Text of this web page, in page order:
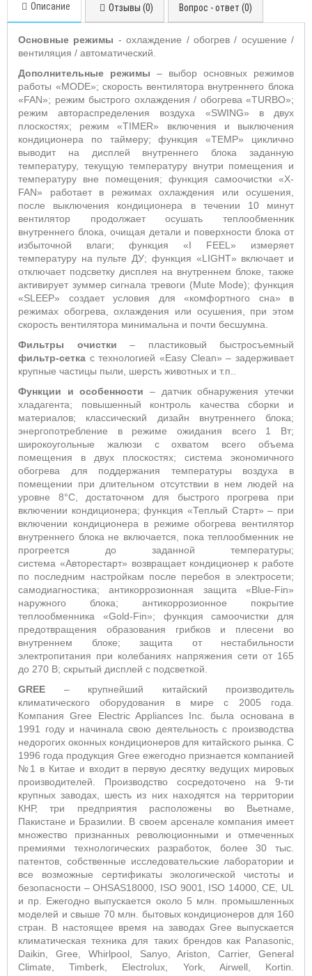
Описание Отзывы (0) Вопрос - ответ (0)
Основные режимы - охлаждение / обогрев / осушение /
вентиляция / автоматический.
Дополнительные режимы – выбор основных режимов
работы «MODE»;скорость вентилятора внутреннего блока
«FAN»; режим быстрого охлаждения / обогрева «TURBO»;
режим автораспределения воздуха «SWING» в двух
плоскостях; режим «TIMER» включения и выключения
кондиционера по таймеру;функция «TEMP» циклично
выводит на дисплей внутреннего блока заданную
температуру, текущую температуру внутри помещения и
температуру вне помещения; функция самоочистки «X-
FAN» работает в режимах охлаждения или осушения,
после выключения кондиционера в течении 10 минут
вентилятор продолжает осушать теплообменник
внутреннего блока, очищая детали и поверхности блока от
избыточной влаги; функция «I FEEL» измеряет
температуру на пульте ДУ; функция «LIGHT» включает и
отключает подсветку дисплея на внутреннем блоке, также
активирует зуммер сигнала тревоги (Mute Mode); функция
«SLEEP» создает условия для «комфортного сна» в
режимах обогрева, охлаждения или осушения, при этом
скорость вентилятора минимальна и почти бесшумна.
Фильтры очистки – пластиковый быстросъемный
фильтр-сетка с технологией «Easy Clean» – задерживает
крупные частицы пыли, шерсть животных и т.п..
Функции и особенности – датчик обнаружения утечки
хладагента; повышенный контроль качества сборки и
материалов; классический дизайн внутреннего блока;
энергопотребление в режиме ожидания всего 1 Вт;
широкоугольные жалюзи с охватом всего объема
помещения в двух плоскостях; система экономичного
обогрева для поддержания температуры воздуха в
помещении при длительном отсутствии в нем людей на
уровне 8°С, достаточном для быстрого прогрева при
включении кондиционера; функция «Теплый Старт»– при
включении кондиционера в режиме обогрева вентилятор
внутреннего блока не включается, пока теплообменник не
прогреется до заданной температуры;
система «Авторестарт» возвращает кондиционер к работе
по последним настройкам после перебоя в электросети;
самодиагностика; антикоррозионная защита «Blue-Fin»
наружного блока; антикоррозионное покрытие
теплообменника «Gold-Fin»; функция самоочистки для
предотвращения образования грибков и плесени во
внутреннем блоке; защита от нестабильности
электропитания при колебаниях напряжения сети от 165
до 270 В; скрытый дисплей с подсветкой.
GREE – крупнейший китайский производитель
климатического оборудования в мире с 2005 года.
Компания Gree Electric Appliances Inc. была основана в
1991 году и начинала свою деятельность с производства
недорогих оконных кондиционеров для китайского рынка. С
1996 года продукция Gree ежегодно признается компанией
№1 в Китае и входит в первую десятку ведущих мировых
производителей. Производство сосредоточено на 9-ти
крупных заводах, шесть из них находятся на территории
КНР, три предприятия расположены во Вьетнаме,
Пакистане и Бразилии. В своем арсенале компания имеет
множество признанных революционными и отмеченных
премиями технологических разработок, более 30 тыс.
патентов, собственные исследовательские лаборатории и
все возможные сертификаты экологической чистоты и
безопасности – OHSAS18000, ISO 9001, ISO 14000, CE, UL
и пр. Ежегодно выпускается около 5 млн. промышленных
моделей и свыше 70 млн. бытовых кондиционеров для 160
стран. В настоящее время на заводах Gree выпускается
климатическая техника для таких брендов как Panasonic,
Daikin, Gree, Whirlpool, Sanyo, Ariston, Carrier, General
Climate, Timberk, Electrolux, York, Airwell, Kortin.